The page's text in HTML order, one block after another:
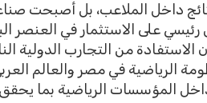
داخل الملاعب، بل أصبحت
على الاستثمار في العنصر
من التجارب الدولية
الرياضية في مصر والعالم
المؤسسات الرياضية بما